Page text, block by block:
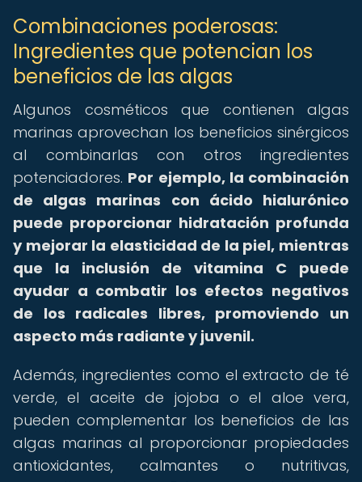
Combinaciones poderosas:
Ingredientes que potencian los
beneficios de las algas
Algunos cosméticos que contienen algas
marinas aprovechan los beneficios sinérgicos
al combinarlas con otros ingredientes
potenciadores. Por ejemplo, la combinación
de algas marinas con ácido hialurónico
puede proporcionar hidratación profunda
y mejorar la elasticidad de la piel, mientras
que la inclusión de vitamina C puede
ayudar a combatir los efectos negativos
de los radicales libres, promoviendo un
aspecto más radiante y juvenil.
Además, ingredientes como el extracto de té
verde, el aceite de jojoba o el aloe vera,
pueden complementar los beneficios de las
algas marinas al proporcionar propiedades
antioxidantes, calmantes o nutritivas,